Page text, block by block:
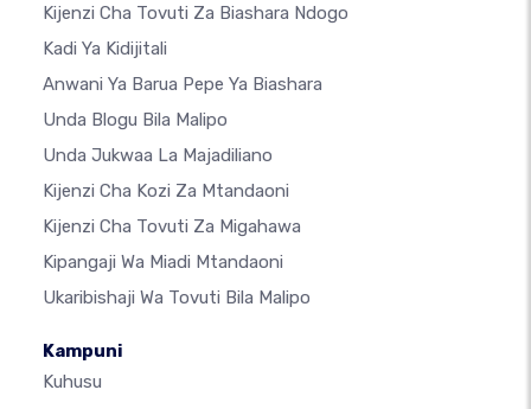
Kijenzi Cha Tovuti Za Biashara Ndogo
Kadi Ya Kidijitali
Anwani Ya Barua Pepe Ya Biashara
Unda Blogu Bila Malipo
Unda Jukwaa La Majadiliano
Kijenzi Cha Kozi Za Mtandaoni
Kijenzi Cha Tovuti Za Migahawa
Kipangaji Wa Miadi Mtandaoni
Ukaribishaji Wa Tovuti Bila Malipo
Kampuni
Kuhusu